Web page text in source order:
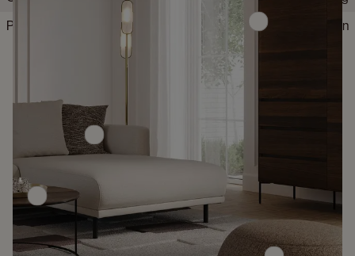
Protection contre le basculement fournie
Non